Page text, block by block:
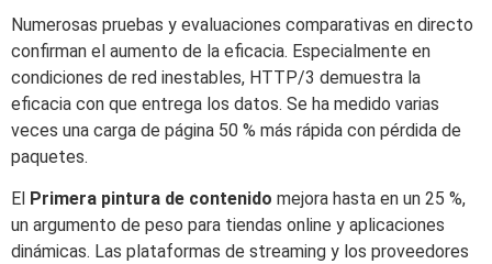
Numerosas pruebas y evaluaciones comparativas en directo
confirman el aumento de la eficacia. Especialmente en
condiciones de red inestables, HTTP/3 demuestra la
eficacia con que entrega los datos. Se ha medido varias
veces una carga de página 50 % más rápida con pérdida de
paquetes.
El Primera pintura de contenido mejora hasta en un 25 %,
un argumento de peso para tiendas online y aplicaciones
dinámicas. Las plataformas de streaming y los proveedores